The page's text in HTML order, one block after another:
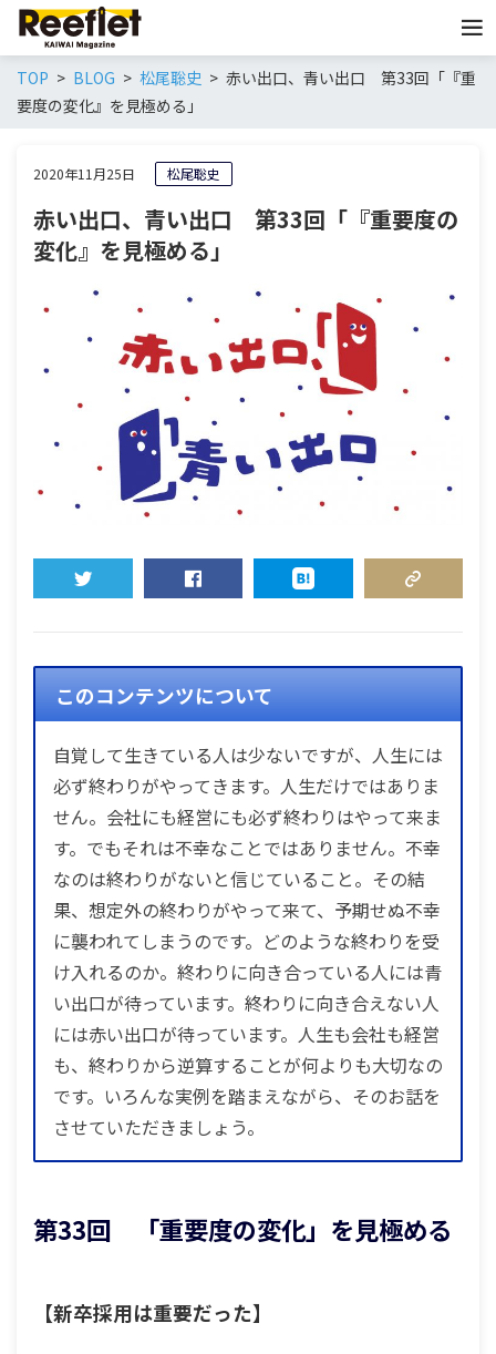
TOP BLOG 松尾聡史
赤い出口、青い出口 第33回「『重
要度の変化』を見極める」
2020年11月25日 松尾聡史
赤い出口、青い出口 第33回「『重要度の
変化』を見極める」
このコンテンツについて
自覚して生きている人は少ないですが、人生には
必ず終わりがやってきます。人生だけではありま
せん。会社にも経営にも必ず終わりはやって来ま
す。でもそれは不幸なことではありません。不幸
なのは終わりがないと信じていること。その結
果、想定外の終わりがやって来て、予期せぬ不幸
に襲われてしまうのです。どのような終わりを受
け入れるのか。終わりに向き合っている人には青
い出口が待っています。終わりに向き合えない人
には赤い出口が待っています。人生も会社も経営
も、終わりから逆算することが何よりも大切なの
です。いろんな実例を踏まえながら、そのお話を
させていただきましょう。
第33回 「重要度の変化」を見極める
【新卒採用は重要だった】